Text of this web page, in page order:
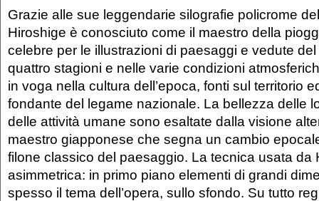
Grazie alle sue leggendarie silografie policrome
Hiroshige è conosciuto come il maestro della
celebre per le illustrazioni di paesaggi e vedute
quattro stagioni e nelle varie condizioni
in voga nella cultura dell’epoca, fonti sul territorio
fondante del legame nazionale. La bellezza delle
delle attività umane sono esaltate dalla visione
maestro giapponese che segna un cambio
filone classico del paesaggio. La tecnica usata da
asimmetrica: in primo piano elementi di grandi
spesso il tema dell’opera, sullo sfondo. Su tutto